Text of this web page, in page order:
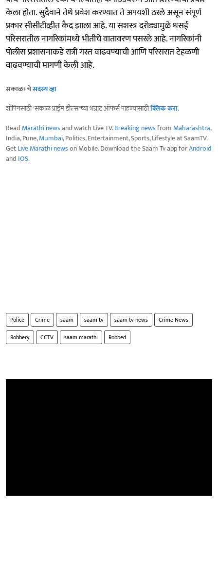
केला होता. सुदैवाने तेथे प्रवेश करण्यात ते अपयशी ठरले असून संपूर्ण
प्रकार सीसीटीव्हीत कैद झाला आहे. या सशस्त्र दरोड्यामुळे धसई
परिसरातील नागरिकांमध्ये भीतीचे वातावरण पसरले आहे. नागरिकांनी
पोलीस प्रशासनाकडे रात्री गस्त वाढवण्याची आणि परिसरात टेहळणी
वाढवण्याची मागणी केली आहे.
सकाळ+चेसदस्य व्हा
शॉपिंगसाठी 'सकाळ प्राईम डील्स'च्या भन्नाट ऑफर्स पाहण्यासाठीक्लिक करा.
Read Marathi newsand watch Live TV.Breaking newsfrom Maharashtra,
India, Pune,Mumbai, Politics, Entertainment, Sports, Lifestyle at SaamTV.
GetLive Marathi newson Mobile. Download the Saam Tv app forAndroid
and IOS.
Police Crime saam saam tv saam tv news
Crime News
Robbery
CCTV saam marathi Robbed